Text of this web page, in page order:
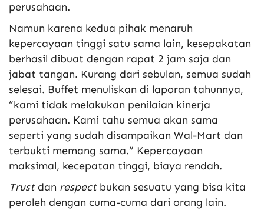
perusahaan.
Namun karena kedua pihak menaruh
kepercayaan tinggi satu sama lain, kesepakatan
berhasil dibuat dengan rapat 2 jam saja dan
jabat tangan. Kurang dari sebulan, semua sudah
selesai. Buffet menuliskan di laporan tahunnya,
“kami tidak melakukan penilaian kinerja
perusahaan. Kami tahu semua akan sama
seperti yang sudah disampaikan Wal-Mart dan
terbukti memang sama.” Kepercayaan
maksimal, kecepatan tinggi, biaya rendah.
Trust dan respect bukan sesuatu yang bisa kita
peroleh dengan cuma-cuma dari orang lain.